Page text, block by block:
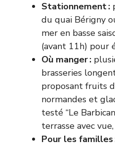
Stationnement :
du quai Bérigny
mer en basse
(avant 11h) pour
Où manger :
brasseries
proposant fruits
normandes et
testé “Le
terrasse avec
Pour les familles